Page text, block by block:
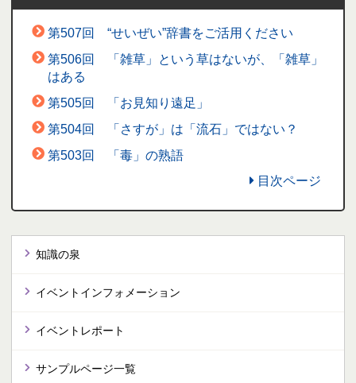
第507回 “せいぜい”辞書をご活用ください
第506回 「雑草」という草はないが、「雑草」
はある
第505回 「お見知り遠足」
第504回 「さすが」は「流石」ではない？
第503回 「毒」の熟語
目次ページ
知識の泉
イベントインフォメーション
イベントレポート
サンプルページ一覧